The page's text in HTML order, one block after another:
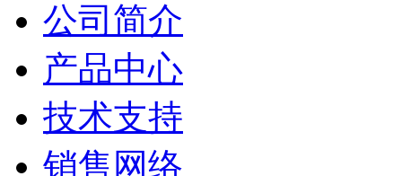
公司简介
产品中心
技术支持
销售网络